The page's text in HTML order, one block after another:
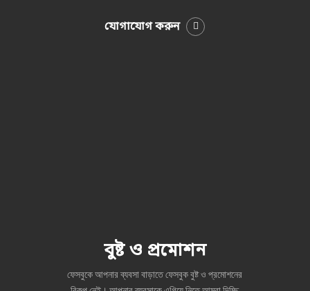
যোগাযোগ করুন
বুষ্ট ও প্রমোশন
ফেসবুকে আপনার ব্যবসা বাড়াতে ফেসবুক বুষ্ট ও প্রমোশনের